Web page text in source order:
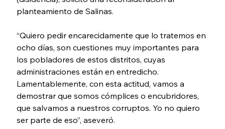
planteamiento de Salinas.
“Quiero pedir encarecidamente que lo tratemos en
ocho días, son cuestiones muy importantes para
los pobladores de estos distritos, cuyas
administraciones están en entredicho.
Lamentablemente, con esta actitud, vamos a
demostrar que somos cómplices o encubridores,
que salvamos a nuestros corruptos. Yo no quiero
ser parte de eso”, aseveró.